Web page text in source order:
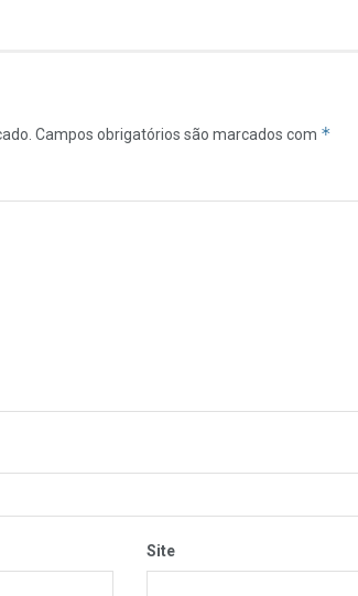
Campos obrigatórios são marcados com *
Site